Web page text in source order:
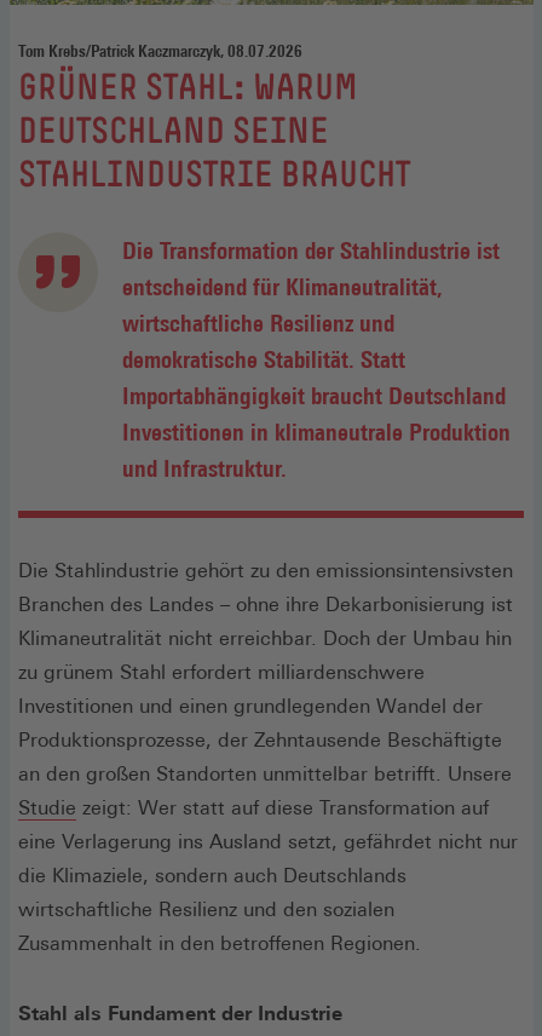
Tom Krebs/Patrick Kaczmarczyk, 08.07.2026
:
GRÜNER STAHL: WARUM
DEUTSCHLAND SEINE
STAHLINDUSTRIE BRAUCHT
Die Transformation der Stahlindustrie ist
entscheidend für Klimaneutralität,
wirtschaftliche Resilienz und
demokratische Stabilität. Statt
Importabhängigkeit braucht Deutschland
Investitionen in klimaneutrale Produktion
und Infrastruktur.
Die Stahlindustrie gehört zu den emissionsintensivsten
Branchen des Landes – ohne ihre Dekarbonisierung ist
Klimaneutralität nicht erreichbar. Doch der Umbau hin
zu grünem Stahl erfordert milliardenschwere
Investitionen und einen grundlegenden Wandel der
Produktionsprozesse, der Zehntausende Beschäftigte
an den großen Standorten unmittelbar betrifft. Unsere
Studie (Öffnet
in
einem
neuen
Fenster)
zeigt: Wer statt auf diese Transformation auf
eine Verlagerung ins Ausland setzt, gefährdet nicht nur
die Klimaziele, sondern auch Deutschlands
wirtschaftliche Resilienz und den sozialen
Zusammenhalt in den betroffenen Regionen.
Stahl als Fundament der Industrie